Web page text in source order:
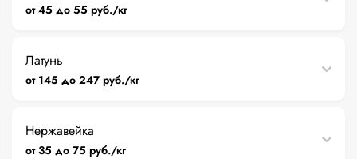
от 45 до 55 руб./кг
Латунь
от 145 до 247 руб./кг
Нержавейка
от 35 до 75 руб./кг